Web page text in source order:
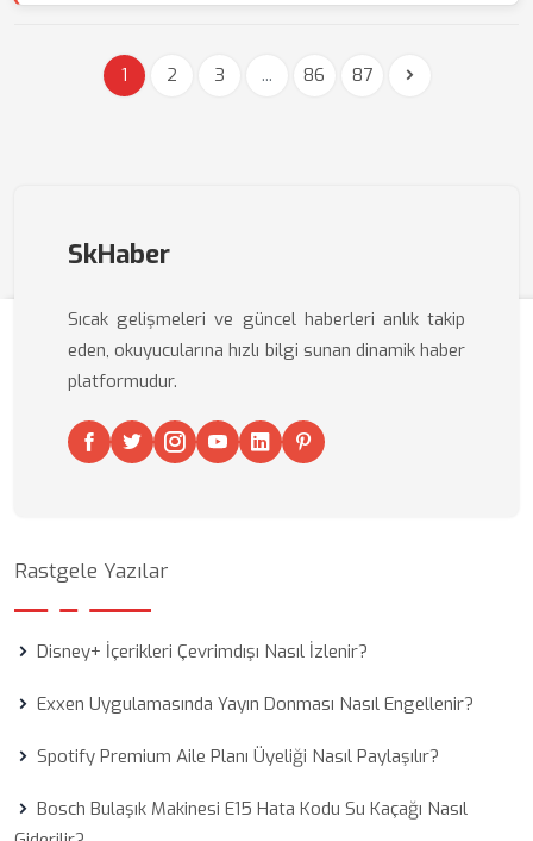
1 2 3 ... 86 87
SkHaber
Sıcak gelişmeleri ve güncel haberleri anlık takip
eden, okuyucularına hızlı bilgi sunan dinamik haber
platformudur.
Rastgele Yazılar
Disney+ İçerikleri Çevrimdışı Nasıl İzlenir?
Exxen Uygulamasında Yayın Donması Nasıl Engellenir?
Spotify Premium Aile Planı Üyeliği Nasıl Paylaşılır?
Bosch Bulaşık Makinesi E15 Hata Kodu Su Kaçağı Nasıl